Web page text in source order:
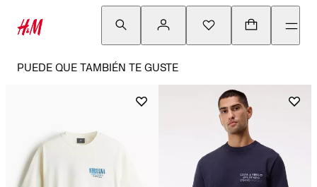
PUEDE QUE TAMBIÉN TE GUSTE